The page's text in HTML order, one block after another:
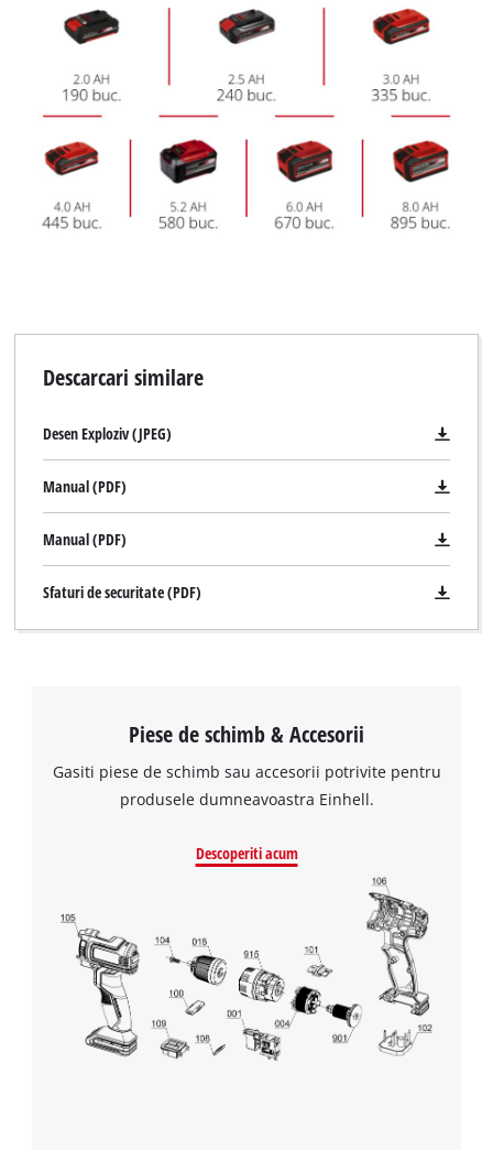
Descarcari similare
Desen Exploziv (JPEG)
Manual (PDF)
Manual (PDF)
Sfaturi de securitate (PDF)
Piese de schimb & Accesorii
Gasiti piese de schimb sau accesorii potrivite pentru
produsele dumneavoastra Einhell.
Descoperiti acum